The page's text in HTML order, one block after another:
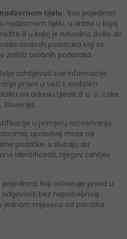
tijelu: kao pojedinac
nadzornom tijelu, u državi u kojoj
ili u kojoj je navodno došlo do
osobnih podataka koji se
zaštiti osobnih podataka.
zahtijevati sve informacije
prava u vezi s osobnim
na adresu Ujeda d. o. o., Loke
Slovenija.
u primjeru ostvarivanja
upravitelj može od
podatke, u slučaju da
identificirati, njegov zahtjev
koji ostvaruje prava u
bez nepotrebnog
jednom mjesecu od primitka